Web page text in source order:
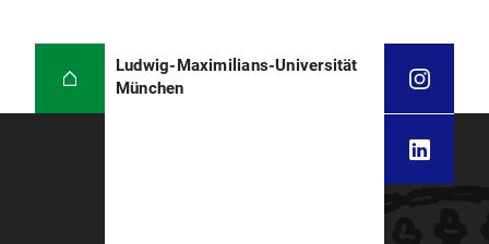
Ludwig-Maximilians-Universität
München